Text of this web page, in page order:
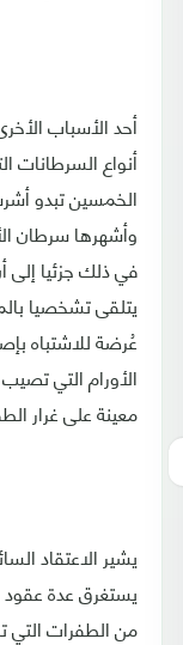
أحد الأسباب
أنواع السرطانات
الخمسين تبدو
وأشهرها سرطان
في ذلك جزئيا
يتلقى تشخصيا
عُرضة للاشتباه
الأورام التي
معينة على غرار
يشير الاعتقاد
يستغرق عدة عقود
من الطفرات